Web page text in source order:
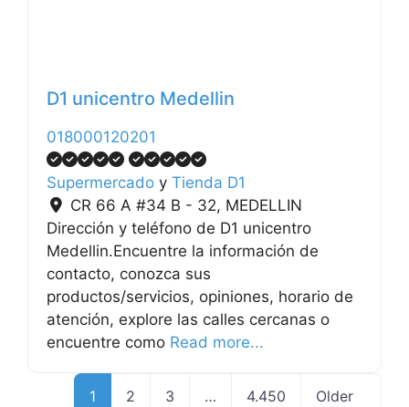
D1 unicentro Medellin
018000120201
Supermercado y Tienda D1
CR 66 A #34 B - 32, MEDELLIN
Dirección y teléfono de D1 unicentro
Medellin.Encuentre la información de
contacto, conozca sus
productos/servicios, opiniones, horario de
atención, explore las calles cercanas o
encuentre como Read more...
1 2 3 … 4.450
Older